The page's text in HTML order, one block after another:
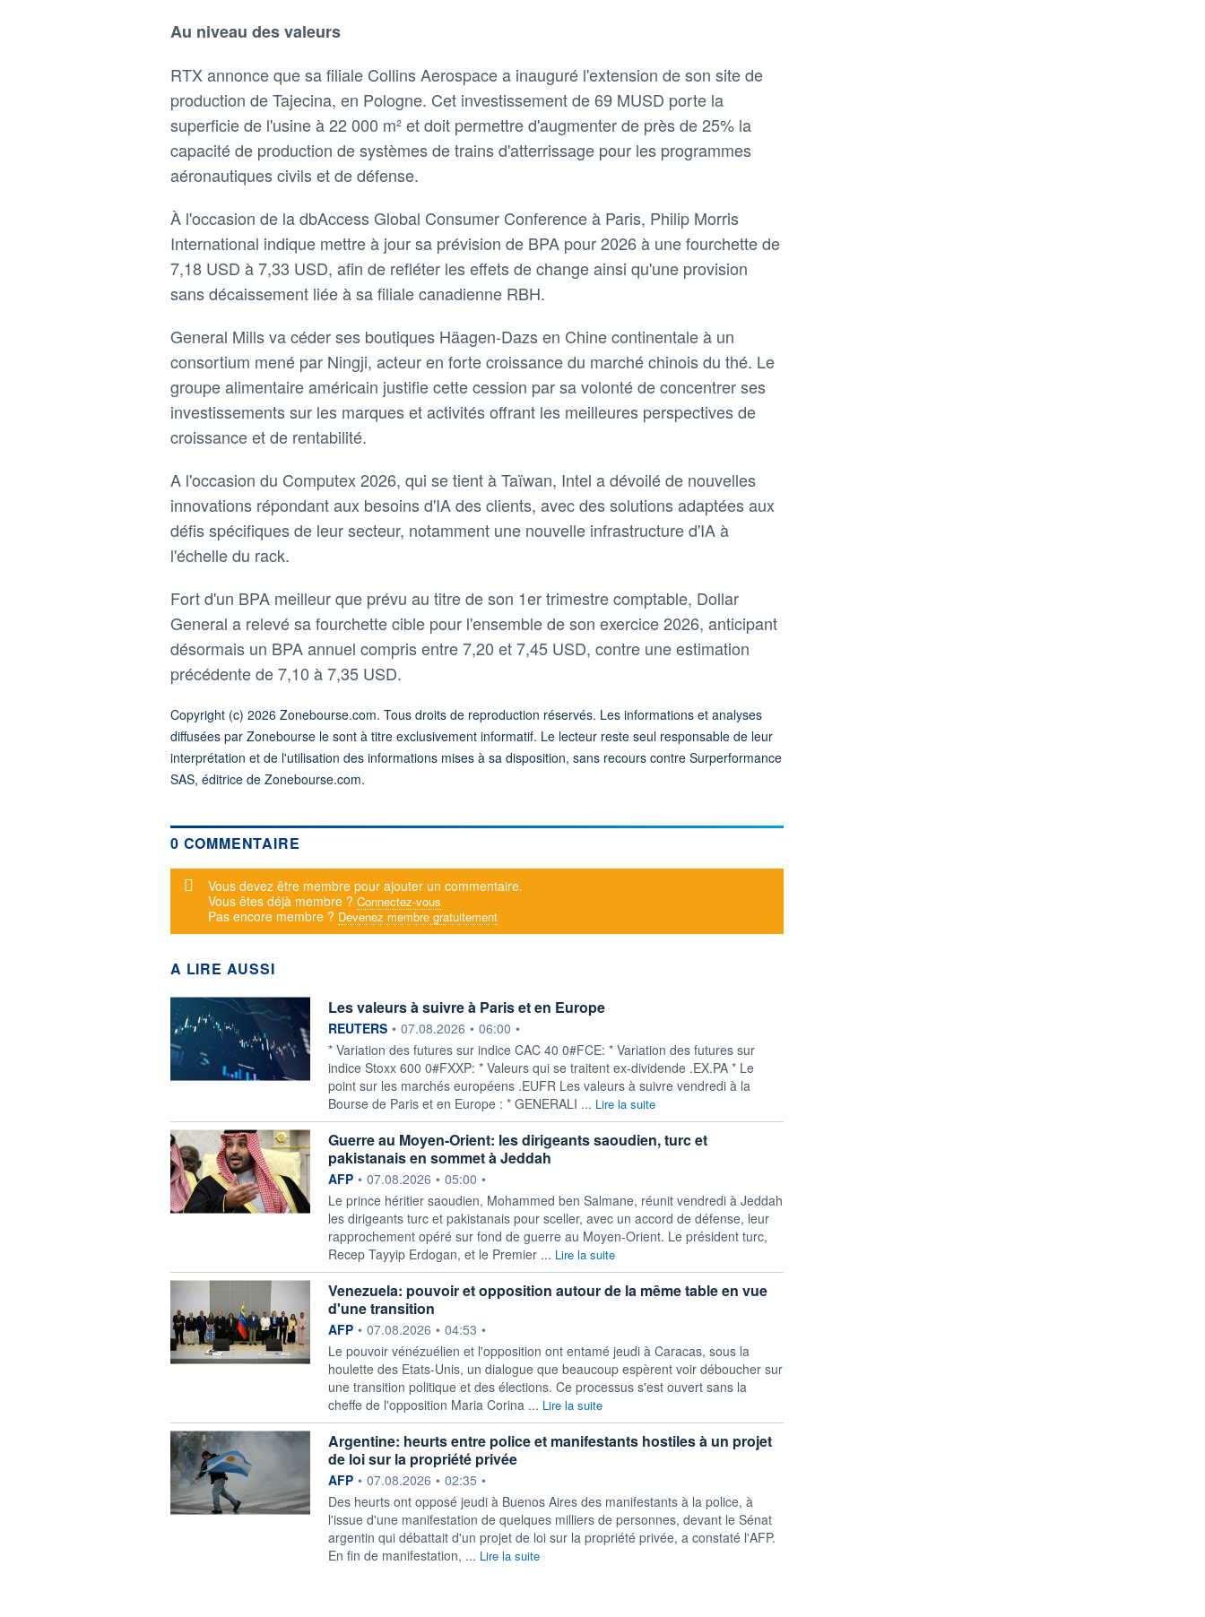
Au niveau des valeurs
RTX annonce que sa filiale Collins Aerospace a inauguré l'extension de son site de
production de Tajecina, en Pologne. Cet investissement de 69 MUSD porte la
superficie de l'usine à 22 000 m² et doit permettre d'augmenter de près de 25% la
capacité de production de systèmes de trains d'atterrissage pour les programmes
aéronautiques civils et de défense.
À l'occasion de la dbAccess Global Consumer Conference à Paris, Philip Morris
International indique mettre à jour sa prévision de BPA pour 2026 à une fourchette de
7,18 USD à 7,33 USD, afin de refléter les effets de change ainsi qu'une provision
sans décaissement liée à sa filiale canadienne RBH.
General Mills va céder ses boutiques Häagen-Dazs en Chine continentale à un
consortium mené par Ningji, acteur en forte croissance du marché chinois du thé. Le
groupe alimentaire américain justifie cette cession par sa volonté de concentrer ses
investissements sur les marques et activités offrant les meilleures perspectives de
croissance et de rentabilité.
A l'occasion du Computex 2026, qui se tient à Taïwan, Intel a dévoilé de nouvelles
innovations répondant aux besoins d'IA des clients, avec des solutions adaptées aux
défis spécifiques de leur secteur, notamment une nouvelle infrastructure d'IA à
l'échelle du rack.
Fort d'un BPA meilleur que prévu au titre de son 1er trimestre comptable, Dollar
General a relevé sa fourchette cible pour l'ensemble de son exercice 2026, anticipant
désormais un BPA annuel compris entre 7,20 et 7,45 USD, contre une estimation
précédente de 7,10 à 7,35 USD.
Copyright (c) 2026 Zonebourse.com. Tous droits de reproduction réservés. Les informations et analyses
diffusées par Zonebourse le sont à titre exclusivement informatif. Le lecteur reste seul responsable de leur
interprétation et de l'utilisation des informations mises à sa disposition, sans recours contre Surperformance
SAS, éditrice de Zonebourse.com.
0 COMMENTAIRE
Message d'alerte
Vous devez être membre pour ajouter un commentaire.
Vous êtes déjà membre ? Connectez-vous
Pas encore membre ? Devenez membre gratuitement
A LIRE AUSSI
Les valeurs à suivre à Paris et en Europe
information fournie par
REUTERS • 07.08.2026 • 06:00 •
* Variation des futures sur indice CAC 40 0#FCE: * Variation des futures sur
indice Stoxx 600 0#FXXP: * Valeurs qui se traitent ex-dividende .EX.PA * Le
point sur les marchés européens .EUFR Les valeurs à suivre vendredi à la
Bourse de Paris et en Europe : * GENERALI ... Lire la suite
Guerre au Moyen-Orient: les dirigeants saoudien, turc et
pakistanais en sommet à Jeddah
information fournie par
AFP • 07.08.2026 • 05:00 •
Le prince héritier saoudien, Mohammed ben Salmane, réunit vendredi à Jeddah
les dirigeants turc et pakistanais pour sceller, avec un accord de défense, leur
rapprochement opéré sur fond de guerre au Moyen-Orient. Le président turc,
Recep Tayyip Erdogan, et le Premier ... Lire la suite
Venezuela: pouvoir et opposition autour de la même table en vue
d'une transition
information fournie par
AFP • 07.08.2026 • 04:53 •
Le pouvoir vénézuélien et l'opposition ont entamé jeudi à Caracas, sous la
houlette des Etats-Unis, un dialogue que beaucoup espèrent voir déboucher sur
une transition politique et des élections. Ce processus s'est ouvert sans la
cheffe de l'opposition Maria Corina ... Lire la suite
Argentine: heurts entre police et manifestants hostiles à un projet
de loi sur la propriété privée
information fournie par
AFP • 07.08.2026 • 02:35 •
Des heurts ont opposé jeudi à Buenos Aires des manifestants à la police, à
l'issue d'une manifestation de quelques milliers de personnes, devant le Sénat
argentin qui débattait d'un projet de loi sur la propriété privée, a constaté l'AFP.
En fin de manifestation, ... Lire la suite